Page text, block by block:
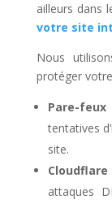
ailleurs dans
votre site
Nous
protéger
Pare-
tentatives
site.
Cloudflare
attaques